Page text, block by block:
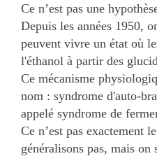
Ce n’est pas une
Depuis les années 1950,
peuvent vivre un état où
l'éthanol à partir des
Ce mécanisme
nom : syndrome d'auto-
appelé syndrome de
Ce n’est pas exactement
généralisons pas, mais on